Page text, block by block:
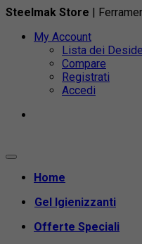
Steelmak Store |
My Account
Lista dei
Compare
Registrati
Accedi
Home
Gel Igienizzanti
Offerte Speciali